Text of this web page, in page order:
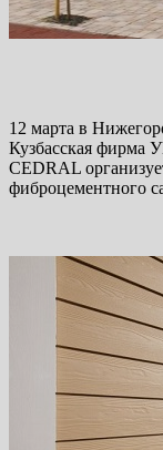
12 марта в
Кузбасская фирма
CEDRAL
фиброцементного